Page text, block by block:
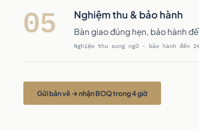
05 Nghiệm thu & bảo hành
Bàn giao đúng hẹn, bảo hành
Nghiệm thu song ngữ · bảo hành đến
Gửi bản vẽ → nhận BOQ trong 4 giờ